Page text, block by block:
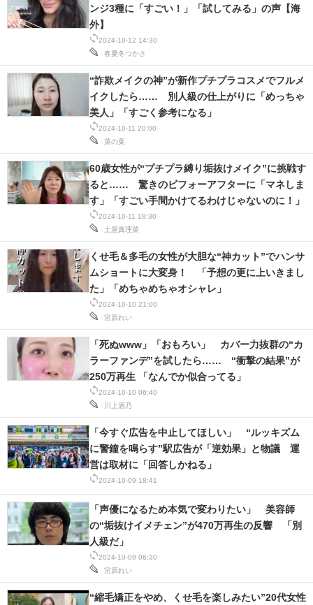
2024-10-12 14:30
春夏冬つかさ
ンジ3種に「すごい！」「試してみる」の声【海
外】
2024-10-11 20:00
菜の葉
“詐欺メイクの神”が新作プチプラコスメでフルメ
イクしたら…… 別人級の仕上がりに「めっちゃ
美人」「すごく参考になる」
2024-10-11 18:30
土屋真理菜
60歳女性が“プチプラ縛り垢抜けメイク”に挑戦す
ると…… 驚きのビフォーアフターに「マネしま
す」「すごい手間かけてるわけじゃないのに！」
2024-10-10 21:00
宮原れい
くせ毛＆多毛の女性が大胆な“神カット”でハンサ
ムショートに大変身！ 「予想の更に上いきまし
た」「めちゃめちゃオシャレ」
2024-10-10 06:40
川上酒乃
「死ぬwww」「おもろい」 カバー力抜群の“カ
ラーファンデ”を試したら…… “衝撃の結果”が
250万再生 「なんでか似合ってる」
2024-10-09 18:41
「今すぐ広告を中止してほしい」 “ルッキズム
に警鐘を鳴らす”駅広告が「逆効果」と物議 運
営は取材に「回答しかねる」
2024-10-09 06:30
宮原れい
「声優になるため本気で変わりたい」 美容師
の“垢抜けイメチェン”が470万再生の反響 「別
人級だ」
“縮毛矯正をやめ、くせ毛を楽しみたい”20代女性